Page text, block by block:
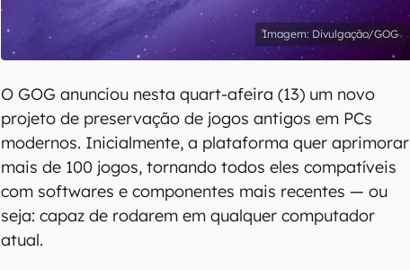
Divulgação/GOG
O GOG anunciou nesta quart-afeira (13) um novo
projeto de preservação de jogos antigos em PCs
modernos. Inicialmente, a plataforma quer aprimorar
mais de 100 jogos, tornando todos eles compatíveis
com softwares e componentes mais recentes — ou
seja: capaz de rodarem em qualquer computador
atual.